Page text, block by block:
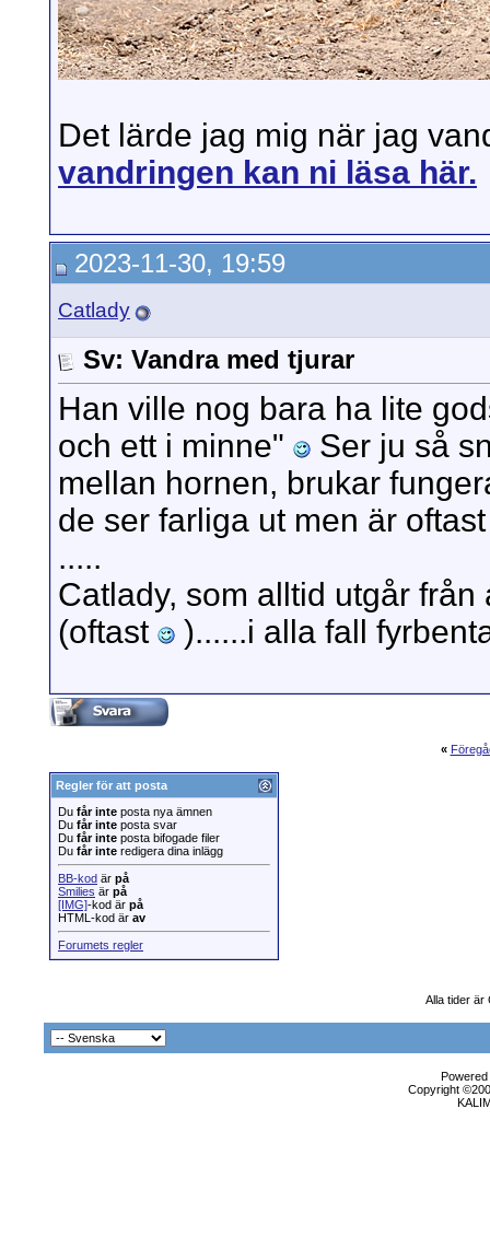
Det lärde jag mig när jag
vandringen kan ni läsa här.
2023-11-30, 19:59
Catlady
Sv: Vandra med tjurar
Han ville nog bara ha lite
och ett i minne"
Ser ju så
mellan hornen, brukar
de ser farliga ut men är
.....
Catlady, som alltid utgår
(oftast
)......i alla fall
«
Regler för att posta
Du får inte posta nya ämnen
Du får inte posta svar
Du får inte posta bifogade filer
Du får inte redigera dina inlägg
BB-kod är på
Smilies är på
[IMG]-kod är på
HTML-kod är av
Forumets regler
Alla tider är
Copyright